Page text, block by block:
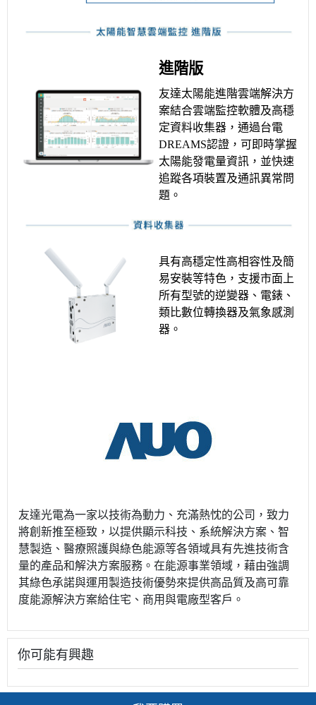
進階版
友達太陽能進階雲端解決方
案結合雲端監控軟體及高穩
定資料收集器，通過台電
DREAMS認證，可即時掌握
太陽能發電量資訊，並快速
追蹤各項裝置及通訊異常問
題。
具有高穩定性高相容性及簡
易安裝等特色，支援市面上
所有型號的逆變器、電錶、
類比數位轉換器及氣象感測
器。
友達光電為一家以技術為動力、充滿熱忱的公司，致力
將創新推至極致，以提供顯示科技、系統解決方案、智
慧製造、醫療照護與綠色能源等各領域具有先進技術含
量的產品和解決方案服務。在能源事業領域，藉由強調
其綠色承諾與運用製造技術優勢來提供高品質及高可靠
度能源解決方案給住宅、商用與電廠型客戶。
你可能有興趣